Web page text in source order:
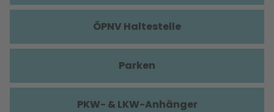
ÖPNV Haltestelle
Parken
PKW- & LKW-Anhänger